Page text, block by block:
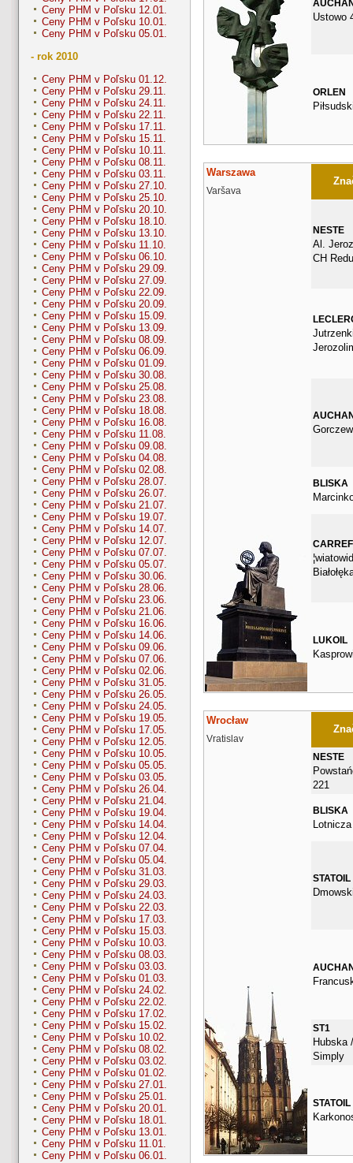
Ceny PHM v Poľsku 12.01.
Ceny PHM v Poľsku 10.01.
Ceny PHM v Poľsku 05.01.
- rok 2010
Ceny PHM v Poľsku 01.12.
Ceny PHM v Poľsku 29.11.
Ceny PHM v Poľsku 24.11.
Ceny PHM v Poľsku 22.11.
Ceny PHM v Poľsku 17.11.
Ceny PHM v Poľsku 15.11.
Ceny PHM v Poľsku 10.11.
Ceny PHM v Poľsku 08.11.
Ceny PHM v Poľsku 03.11.
Ceny PHM v Poľsku 27.10.
Ceny PHM v Poľsku 25.10.
Ceny PHM v Poľsku 20.10.
Ceny PHM v Poľsku 18.10.
Ceny PHM v Poľsku 13.10.
Ceny PHM v Poľsku 11.10.
Ceny PHM v Poľsku 06.10.
Ceny PHM v Poľsku 29.09.
Ceny PHM v Poľsku 27.09.
Ceny PHM v Poľsku 22.09.
Ceny PHM v Poľsku 20.09.
Ceny PHM v Poľsku 15.09.
Ceny PHM v Poľsku 13.09.
Ceny PHM v Poľsku 08.09.
Ceny PHM v Poľsku 06.09.
Ceny PHM v Poľsku 01.09.
Ceny PHM v Poľsku 30.08.
Ceny PHM v Poľsku 25.08.
Ceny PHM v Poľsku 23.08.
Ceny PHM v Poľsku 18.08.
Ceny PHM v Poľsku 16.08.
Ceny PHM v Poľsku 11.08.
Ceny PHM v Poľsku 09.08.
Ceny PHM v Poľsku 04.08.
Ceny PHM v Poľsku 02.08.
Ceny PHM v Poľsku 28.07.
Ceny PHM v Poľsku 26.07.
Ceny PHM v Poľsku 21.07.
Ceny PHM v Poľsku 19.07.
Ceny PHM v Poľsku 14.07.
Ceny PHM v Poľsku 12.07.
Ceny PHM v Poľsku 07.07.
Ceny PHM v Poľsku 05.07.
Ceny PHM v Poľsku 30.06.
Ceny PHM v Poľsku 28.06.
Ceny PHM v Poľsku 23.06.
Ceny PHM v Poľsku 21.06.
Ceny PHM v Poľsku 16.06.
Ceny PHM v Poľsku 14.06.
Ceny PHM v Poľsku 09.06.
Ceny PHM v Poľsku 07.06.
Ceny PHM v Poľsku 02.06.
Ceny PHM v Poľsku 31.05.
Ceny PHM v Poľsku 26.05.
Ceny PHM v Poľsku 24.05.
Ceny PHM v Poľsku 19.05.
Ceny PHM v Poľsku 17.05.
Ceny PHM v Poľsku 12.05.
Ceny PHM v Poľsku 10.05.
Ceny PHM v Poľsku 05.05.
Ceny PHM v Poľsku 03.05.
Ceny PHM v Poľsku 26.04.
Ceny PHM v Poľsku 21.04.
Ceny PHM v Poľsku 19.04.
Ceny PHM v Poľsku 14.04.
Ceny PHM v Poľsku 12.04.
Ceny PHM v Poľsku 07.04.
Ceny PHM v Poľsku 05.04.
Ceny PHM v Poľsku 31.03.
Ceny PHM v Poľsku 29.03.
Ceny PHM v Poľsku 24.03.
Ceny PHM v Poľsku 22.03.
Ceny PHM v Poľsku 17.03.
Ceny PHM v Poľsku 15.03.
Ceny PHM v Poľsku 10.03.
Ceny PHM v Poľsku 08.03.
Ceny PHM v Poľsku 03.03.
Ceny PHM v Poľsku 01.03.
Ceny PHM v Poľsku 24.02.
Ceny PHM v Poľsku 22.02.
Ceny PHM v Poľsku 17.02.
Ceny PHM v Poľsku 15.02.
Ceny PHM v Poľsku 10.02.
Ceny PHM v Poľsku 08.02.
Ceny PHM v Poľsku 03.02.
Ceny PHM v Poľsku 01.02.
Ceny PHM v Poľsku 27.01.
Ceny PHM v Poľsku 25.01.
Ceny PHM v Poľsku 20.01.
Ceny PHM v Poľsku 18.01.
Ceny PHM v Poľsku 13.01.
Ceny PHM v Poľsku 11.01.
Ceny PHM v Poľsku 06.01.
Ustowo
ORLEN
Warszawa
Varšava
NESTE
Al.
CH
BLISKA
LUKOIL
Wrocław
Vratislav
NESTE
221
BLISKA
Lotnicza
STATOIL
ST1
Hubska
Simply
STATOIL